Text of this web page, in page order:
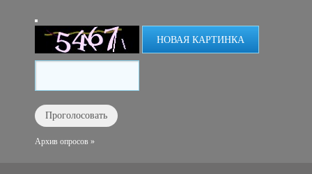
НОВАЯ КАРТИНКА
Архив опросов »